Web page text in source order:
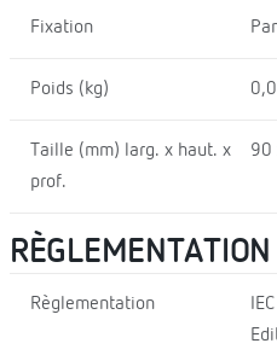
Fixation
Poids (kg)
Taille (mm) larg. x haut. x
prof.
90
RÈGLEMENTATION
Règlementation